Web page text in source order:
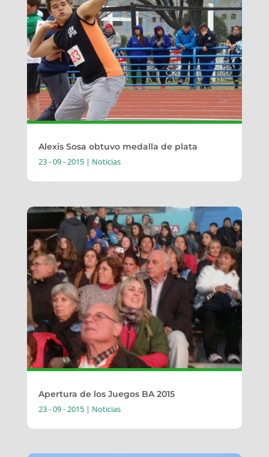
Alexis Sosa obtuvo medalla de plata
23 - 09 - 2015| Noticias
Apertura de los Juegos BA 2015
23 - 09 - 2015| Noticias